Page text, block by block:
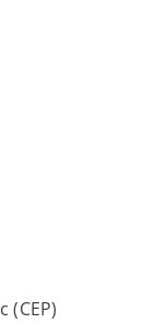
(CEP)